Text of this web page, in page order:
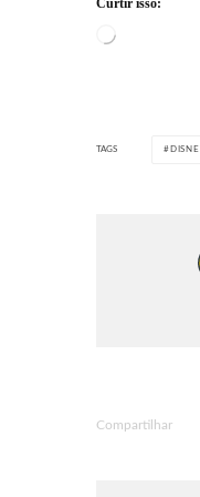
Curtir isso:
TAGS
Compartilhar